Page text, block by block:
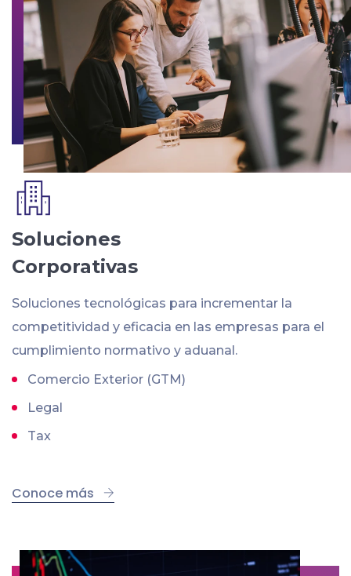
Soluciones
Corporativas
Soluciones tecnológicas para incrementar la
competitividad y eficacia en las empresas para el
cumplimiento normativo y aduanal.
Comercio Exterior (GTM)
Legal
Tax
Conoce más